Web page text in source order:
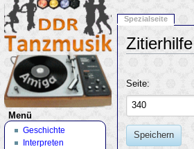
Zitierhilfe
Seite:
Speichern
Spezialseite
Menü
Geschichte
Interpreten